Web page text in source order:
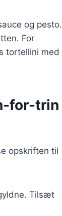
og pesto.
For
tortellini med
for-trin
opskriften til
Tilsæt